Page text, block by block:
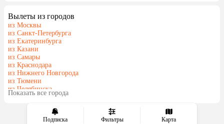
Подписка Фильтры Карта
Беларусь
Шри-Ланка
Азербайджан
Сербия
Киргизия
Саудовская Аравия
Венгрия
Вылеты из городов
из Москвы
из Санкт-Петербурга
из Екатеринбурга
из Казани
из Самары
из Краснодара
из Нижнего Новгорода
из Тюмени
из Челябинска
из Минеральных Вод
Показать все города